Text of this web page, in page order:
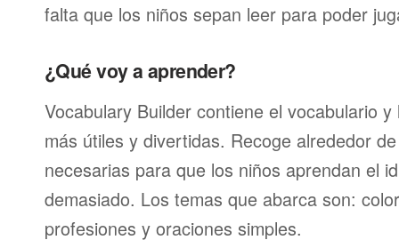
falta que los niños sepan leer para poder
¿Qué voy a aprender?
Vocabulary Builder contiene el vocabulario
más útiles y divertidas. Recoge alrededor
necesarias para que los niños aprendan el
demasiado. Los temas que abarca son:
profesiones y oraciones simples.